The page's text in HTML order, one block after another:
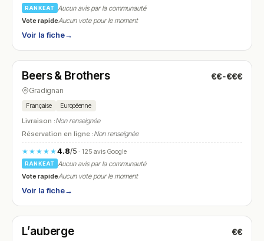
RANKEAT
Aucun avis par la communauté
Vote rapideAucun vote pour le moment
Voir la fiche→
N° 8
Beers & Brothers €€-€€€
Gradignan
Française Européenne
Livraison :Non renseignée
Réservation en ligne :Non renseignée
★★★★★4.8/5· 125 avis Google
RANKEAT
Aucun avis par la communauté
Vote rapideAucun vote pour le moment
Voir la fiche→
N° 9
L’auberge €€